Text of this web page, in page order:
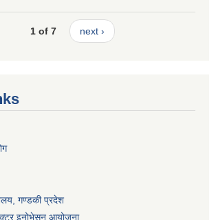
1 of 7 next ›
गण्डकी प्रदेश
इनोभेसन आयोजना